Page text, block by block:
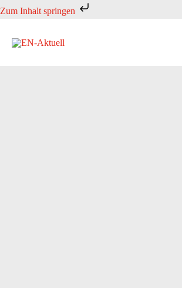
Zum Inhalt springen
Zum
springen